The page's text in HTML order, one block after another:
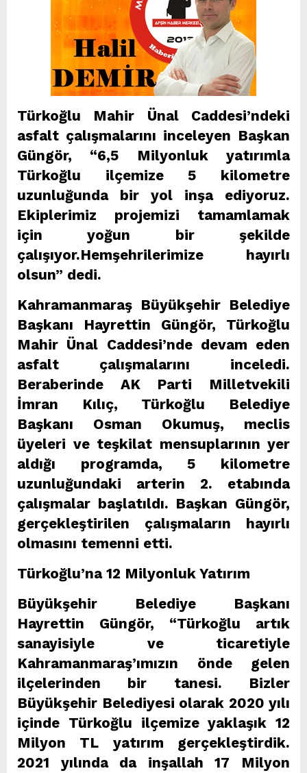
Türkoğlu Mahir Ünal Caddesi’ndeki
asfalt çalışmalarını inceleyen Başkan
Güngör, “6,5 Milyonluk yatırımla
Türkoğlu ilçemize 5 kilometre
uzunluğunda bir yol inşa ediyoruz.
Ekiplerimiz projemizi tamamlamak
için yoğun bir şekilde
çalışıyor.Hemşehrilerimize hayırlı
olsun” dedi.
Kahramanmaraş Büyükşehir Belediye
Başkanı Hayrettin Güngör, Türkoğlu
Mahir Ünal Caddesi’nde devam eden
asfalt çalışmalarını inceledi.
Beraberinde AK Parti Milletvekili
İmran Kılıç, Türkoğlu Belediye
Başkanı Osman Okumuş, meclis
üyeleri ve teşkilat mensuplarının yer
aldığı programda, 5 kilometre
uzunluğundaki arterin 2. etabında
çalışmalar başlatıldı. Başkan Güngör,
gerçekleştirilen çalışmaların hayırlı
olmasını temenni etti.
Türkoğlu’na 12 Milyonluk Yatırım
Büyükşehir Belediye Başkanı
Hayrettin Güngör, “Türkoğlu artık
sanayisiyle ve ticaretiyle
Kahramanmaraş’ımızın önde gelen
ilçelerinden bir tanesi. Bizler
Büyükşehir Belediyesi olarak 2020 yılı
içinde Türkoğlu ilçemize yaklaşık 12
Milyon TL yatırım gerçekleştirdik.
2021 yılında da inşallah 17 Milyon